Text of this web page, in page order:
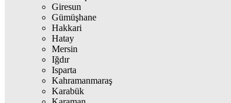
Giresun
Gümüşhane
Hakkari
Hatay
Mersin
Iğdır
Isparta
Kahramanmaraş
Karabük